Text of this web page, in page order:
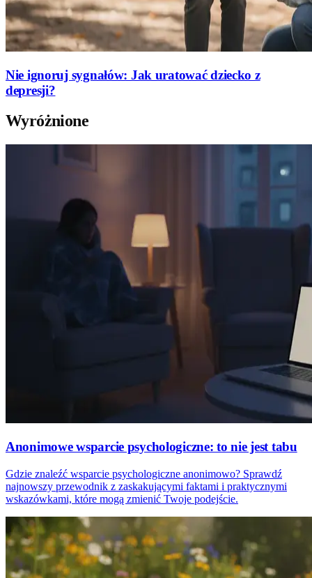
Nie ignoruj sygnałów: Jak uratować dziecko z
depresji?
Wyróżnione
Anonimowe wsparcie psychologiczne: to nie jest tabu
Gdzie znaleźć wsparcie psychologiczne anonimowo? Sprawdź
najnowszy przewodnik z zaskakującymi faktami i praktycznymi
wskazówkami, które mogą zmienić Twoje podejście.